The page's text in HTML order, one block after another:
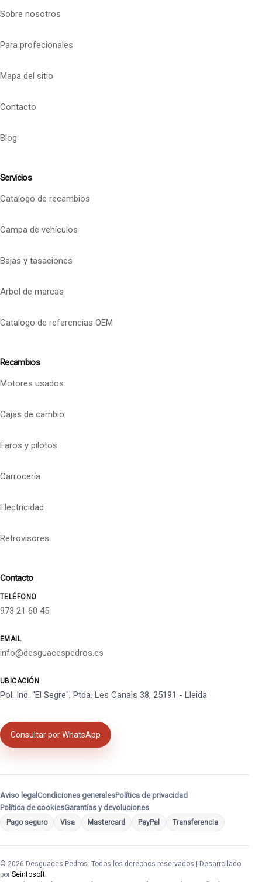
Sobre nosotros
Para profecionales
Mapa del sitio
Contacto
Blog
Servicios
Catalogo de recambios
Campa de vehículos
Bajas y tasaciones
Arbol de marcas
Catalogo de referencias OEM
Recambios
Motores usados
Cajas de cambio
Faros y pilotos
Carrocería
Electricidad
Retrovisores
Contacto
TELÉFONO
973 21 60 45
EMAIL
info@desguacespedros.es
UBICACIÓN
Pol. Ind. "El Segre", Ptda. Les Canals 38, 25191 - Lleida
Consultar por WhatsApp
Aviso legal Condiciones generalesPolítica de privacidad
Política de cookiesGarantías y devoluciones
Pago seguro Visa Mastercard PayPal Transferencia
© 2026 Desguaces Pedros. Todos los derechos reservados | Desarrollado
por Seintosoft